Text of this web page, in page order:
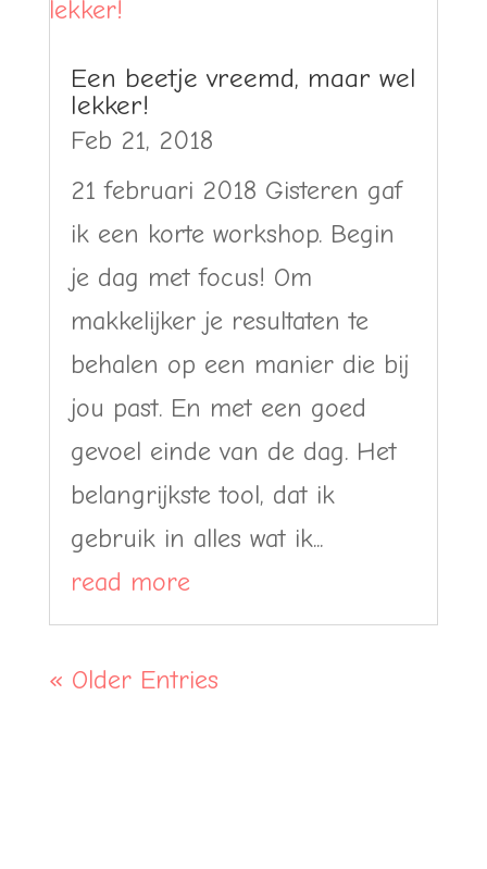
Een beetje vreemd, maar wel
lekker!
Feb 21, 2018
21 februari 2018 Gisteren gaf
ik een korte workshop. Begin
je dag met focus! Om
makkelijker je resultaten te
behalen op een manier die bij
jou past. En met een goed
gevoel einde van de dag. Het
belangrijkste tool, dat ik
gebruik in alles wat ik...
read more
« Older Entries